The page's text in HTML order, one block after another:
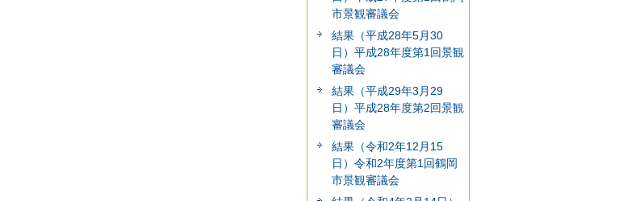
市景観審議会
結果（平成28年5月30
日）平成28年度第1回景観
審議会
結果（平成29年3月29
日）平成28年度第2回景観
審議会
結果（令和2年12月15
日）令和2年度第1回鶴岡
市景観審議会